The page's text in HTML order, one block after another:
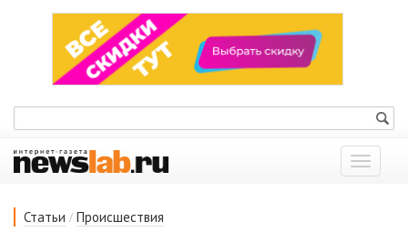
Показать
меню
Статьи / Происшествия